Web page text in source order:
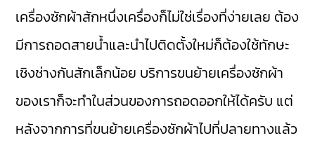
เครื่องซักผ้าสักหนึ่งเครื่องก็ไม่ใช่เรื่องที่ง่ายเลย ต้อง
มีการถอดสายน้ำและนำไปติดตั้งใหม่ก็ต้องใช้ทักษะ
เชิงช่างกันสักเล็กน้อย บริการขนย้ายเครื่องซักผ้า
ของเราก็จะทำในส่วนของการถอดออกให้ได้ครับ แต่
หลังจากการที่ขนย้ายเครื่องซักผ้าไปที่ปลายทางแล้ว